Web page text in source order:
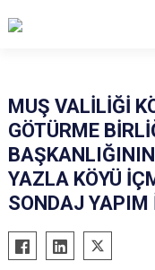
Bulanık
Hasköy
Korkut
Varto
MUŞ VALİLİĞİ
GÖTÜRME
YAZLA KÖYÜ
SONDAJ YAPIM